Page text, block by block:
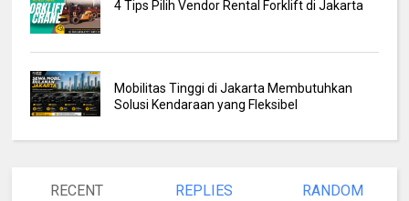
4 Tips Pilih Vendor Rental Forklift di Jakarta
Mobilitas Tinggi di Jakarta Membutuhkan
Solusi Kendaraan yang Fleksibel
RECENT REPLIES RANDOM